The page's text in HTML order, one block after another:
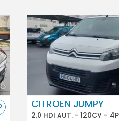
CITROEN JUMPY
2.0 HDI AUT. - 120CV - 4P